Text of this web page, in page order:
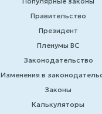
Правительство
Президент
Пленумы ВС
Законодательство
Изменения в
Законы
Калькуляторы